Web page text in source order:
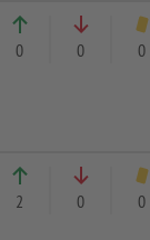
0 0 0
2 0 0